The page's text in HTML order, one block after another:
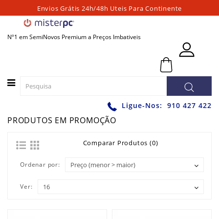
Envios Grátis 24h/48h Uteis Para Continente
Nº1 em SemiNovos Premium a Preços Imbativeis
Categorias
FIXOS
PARA
WORKSTATIONS
GRAFICAS
Ligue-Nos: 910 427 422
PRODUTOS EM PROMOÇÃO
Comparar Produtos (0)
Ordenar por:
Ver: